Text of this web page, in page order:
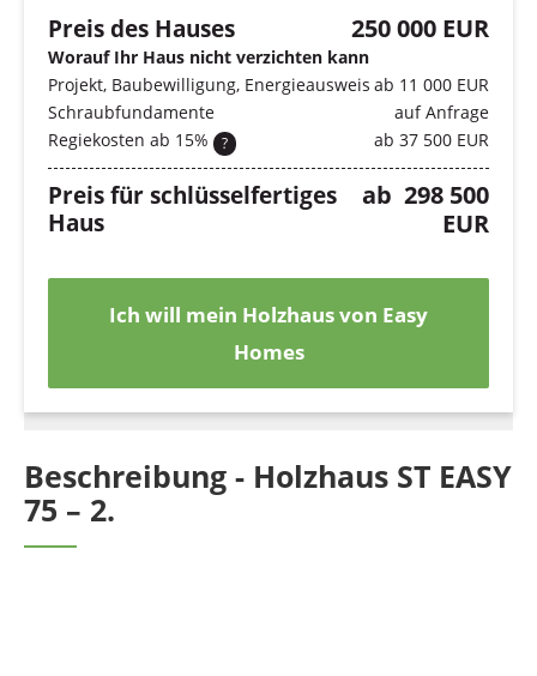
Preis des Hauses 250 000 EUR
Worauf Ihr Haus nicht verzichten kann
Projekt, Baubewilligung, Energieausweis ab 11 000 EUR
Schraubfundamente
auf Anfrage
Regiekosten ab 15%
? ab 37 500 EUR
Preis für schlüsselfertiges
Haus
ab 298 500
EUR
Ich will mein Holzhaus von Easy
Homes
Beschreibung - Holzhaus ST EASY
75 – 2.